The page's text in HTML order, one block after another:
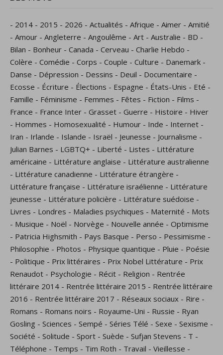
- 2014 - 2015 - 2026 - Actualités - Afrique - Aimer - Amitié
- Amour - Angleterre - Angoulême - Art - Australie - BD -
Bilan - Bonheur - Canada - Cerveau - Charlie Hebdo -
Colère - Comédie - Corps - Couple - Culture - Danemark -
Danse - Dépression - Dessins - Deuil - Documentaire -
Ecosse - Écriture - Élections - Espagne - États-Unis - Eté -
Famille - Féminisme - Femmes - Fêtes - Fiction - Films -
France - France Inter - Grasset - Guerre - Histoire - Hiver
- Hommes - Homosexualité - Humour - Inde - Internet -
Iran - Irlande - Islande - Israël - Jeunesse - Journalisme -
Julian Barnes - LGBTQ+ - Liberté - Listes - Littérature
américaine - Littérature anglaise - Littérature australienne
- Littérature canadienne - Littérature étrangère -
Littérature française - Littérature israélienne - Littérature
jeunesse - Littérature policière - Littérature suédoise -
Livres - Londres - Maladies psychiques - Maternité - Mots
- Musique - Noël - Norvège - Nouvelle année - Optimisme
- Patricia Highsmith - Pays Basque - Perso - Pessimisme -
Philosophie - Photos - Physique quantique - Pluie - Poésie
- Politique - Prix littéraires - Prix Nobel Littérature - Prix
Renaudot - Psychologie - Récit - Religion - Rentrée
littéraire 2014 - Rentrée littéraire 2015 - Rentrée littéraire
2016 - Rentrée littéraire 2017 - Réseaux sociaux - Rire -
Romans - Romans noirs - Royaume-Uni - Russie - Ryan
Gosling - Sciences - Sempé - Séries Télé - Sexe - Sexisme -
Société - Solitude - Sport - Suède - Sufjan Stevens - T -
Téléphone - Temps - Tim Roth - Travail - Vieillesse -